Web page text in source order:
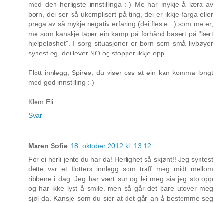
med den herligste innstillinga :-) Me har mykje å læra av
born, dei ser så ukomplisert på ting, dei er ikkje farga eller
prega av så mykje negativ erfaring (dei fleste...) som me er,
me som kanskje taper ein kamp på forhånd basert på "lært
hjelpeløshet". I sorg situasjoner er born som små livbøyer
synest eg, dei lever NO og stopper ikkje opp.
Flott innlegg, Spirea, du viser oss at ein kan komma longt
med god innstilling :-)
Klem Eli
Svar
Maren Sofie 18. oktober 2012 kl. 13:12
For ei herli jente du har da! Herlighet så skjønt!! Jeg syntest
dette var et flotters innlegg som traff meg midt mellom
ribbene i dag. Jeg har vært sur og lei meg sia jeg sto opp
og har ikke lyst å smile. men så går det bare utover meg
sjøl da. Kansje som du sier at det går an å bestemme seg